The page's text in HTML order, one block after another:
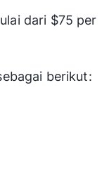
dari $75 per
berikut: